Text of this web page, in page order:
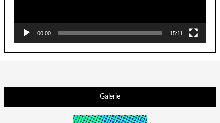
00:00 15:11
Galerie